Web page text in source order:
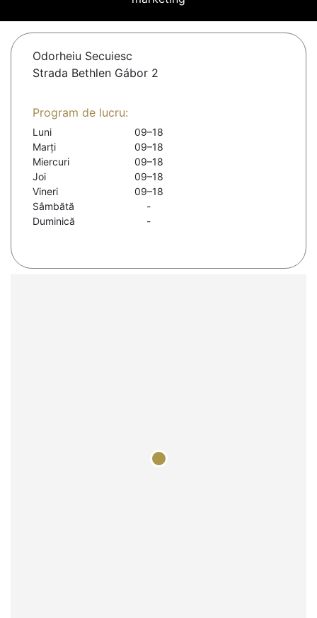
Odorheiu Secuiesc
Strada Bethlen Gábor 2
Program de lucru:
Luni
09–18
Marți
09–18
Miercuri
09–18
Joi
09–18
Vineri
09–18
Sâmbătă
-
Duminică
-